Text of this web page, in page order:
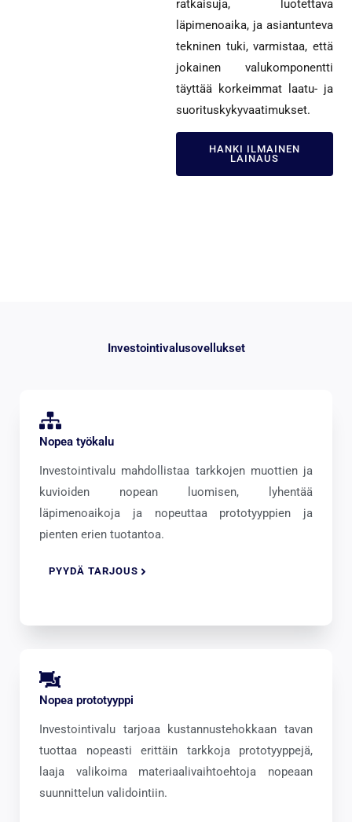
ratkaisuja, luotettava
läpimenoaika, ja asiantunteva
tekninen tuki, varmistaa, että
jokainen valukomponentti
täyttää korkeimmat laatu- ja
suorituskykyvaatimukset.
HANKI ILMAINEN
LAINAUS
Investointivalusovellukset
Nopea työkalu
Investointivalu mahdollistaa tarkkojen muottien ja
kuvioiden nopean luomisen, lyhentää
läpimenoaikoja ja nopeuttaa prototyyppien ja
pienten erien tuotantoa.
PYYDÄ TARJOUS
Nopea prototyyppi
Investointivalu tarjoaa kustannustehokkaan tavan
tuottaa nopeasti erittäin tarkkoja prototyyppejä,
laaja valikoima materiaalivaihtoehtoja nopeaan
suunnittelun validointiin.